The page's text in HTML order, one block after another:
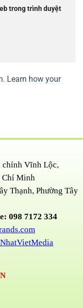
trong trình duyệt
Learn how your
chính Vĩnh Lộc,
Chí Minh
Thạnh, Phường Tây
098 7172 334